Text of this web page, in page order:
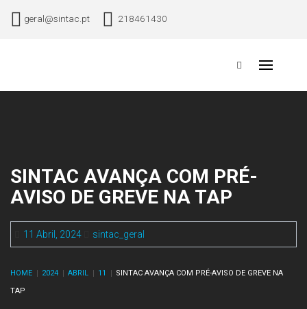
geral@sintac.pt 218461430
Primary
Menu
SINTAC AVANÇA COM PRÉ-
AVISO DE GREVE NA TAP
11 Abril, 2024 sintac_geral
HOME 2024 ABRIL 11
SINTAC AVANÇA COM PRÉ-AVISO DE GREVE NA
TAP